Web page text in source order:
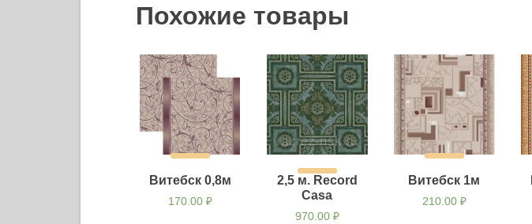
Похожие товары
Витебск 0,8м
170.00 ₽
2,5 м. Record
Casa
970.00 ₽
Витебск 1м
210.00 ₽